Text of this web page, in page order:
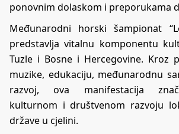
ponovnim dolaskom i preporukama
Međunarodni horski šampionat
predstavlja vitalnu komponentu
Tuzle i Bosne i Hercegovine. Kroz
muzike, edukaciju, međunarodnu
razvoj, ova manifestacija
kulturnom i društvenom razvoju
države u cjelini.